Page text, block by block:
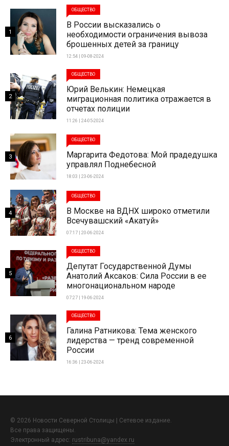
ОБЩЕСТВО
В России высказались о
необходимости ограничения вывоза
брошенных детей за границу
12:54 | 09-08-2024
1
ОБЩЕСТВО
Юрий Велькин: Немецкая
миграционная политика отражается в
отчетах полиции
11:26 | 24-05-2024
2
ОБЩЕСТВО
Маргарита Федотова: Мой прадедушка
управлял Поднебесной
18:03 | 23-06-2024
3
ОБЩЕСТВО
В Москве на ВДНХ широко отметили
Всечувашский «Акатуй»
07:17 | 20-06-2024
4
ОБЩЕСТВО
Депутат Государственной Думы
Анатолий Аксаков: Сила России в ее
многонациональном народе
07:27 | 19-06-2024
5
ОБЩЕСТВО
Галина Ратникова: Тема женского
лидерства — тренд современной
России
16:36 | 23-06-2024
6
© 2026 Новости Северной Столицы | Сетевое издание.
Все права защищены.
Электронный адрес: rustribuna@yandex.ru